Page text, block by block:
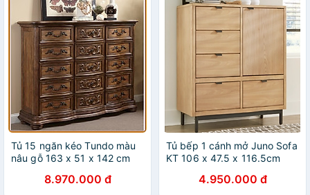
Tủ 15 ngăn kéo Tundo màu
nâu gỗ 163 x 51 x 142 cm
8.970.000 đ
Tủ bếp 1 cánh mở Juno Sofa
KT 106 x 47.5 x 116.5cm
4.950.000 đ